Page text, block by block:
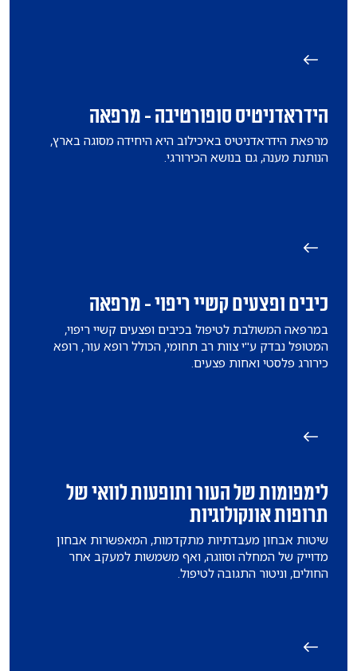
הידראדניטיס סופורטיבה - מרפאה
מרפאת הידראדניטיס באיכילוב היא היחידה מסוגה בארץ,
הנותנת מענה, גם בנושא הכירורגי.
כיבים ופצעים קשיי ריפוי - מרפאה
במרפאה המשולבת לטיפול בכיבים ופצעים קשיי ריפוי,
המטופל נבדק ע"י צוות רב תחומי, הכולל רופא עור, רופא
כירורג פלסטי ואחות פצעים.
לימפומות של העור ותופעות לוואי של
תרופות אונקולוגיות
שיטות אבחון מעבדתיות מתקדמות, המאפשרות אבחון
מדוייק של המחלה וסווגה, ואף משמשות למעקב אחר
החולים, וניטור התגובה לטיפול.